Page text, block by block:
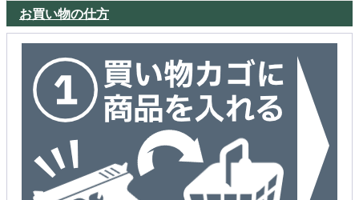
お買い物の仕方